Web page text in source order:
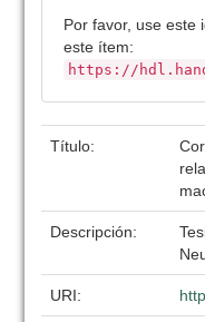
Por favor, use este
este ítem:
https://
Título:
Descripción:
URI: